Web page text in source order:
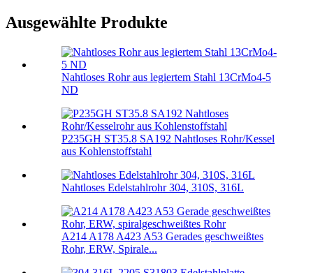
Ausgewählte Produkte
Nahtloses Rohr aus legiertem Stahl 13CrMo4-5
ND
P235GH ST35.8 SA192 Nahtloses Rohr/Kessel
aus Kohlenstoffstahl
Nahtloses Edelstahlrohr 304, 310S, 316L
A214 A178 A423 A53 Gerades geschweißtes
Rohr, ERW, Spirale...